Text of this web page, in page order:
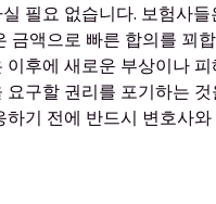
필요 없습니다. 보험사
금액으로 빠른 합의를 꾀
이후에 새로운 부상이나
요구할 권리를 포기하는
하기 전에 반드시 변호사